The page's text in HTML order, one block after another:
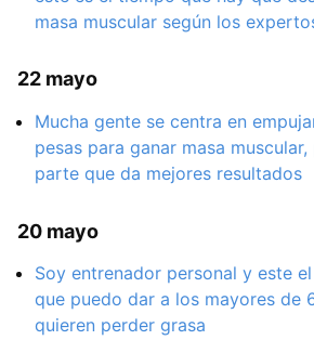
masa muscular según los
22 mayo
Mucha gente se centra en
pesas para ganar masa
parte que da mejores resultados
20 mayo
Soy entrenador personal y este
que puedo dar a los mayores de
quieren perder grasa